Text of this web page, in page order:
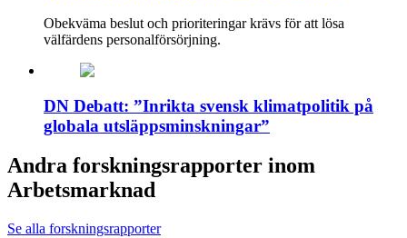
Obekväma beslut och prioriteringar krävs för att lösa
välfärdens personalförsörjning.
DN Debatt: ”Inrikta svensk klimatpolitik på
globala utsläppsminskningar”
Andra forskningsrapporter inom
Arbetsmarknad
Se alla forskningsrapporter